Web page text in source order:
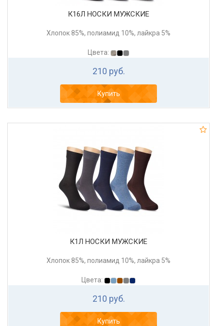
К16Л НОСКИ МУЖСКИЕ
Хлопок 85%, полиамид 10%, лайкра 5%
Цвета:
210 руб.
Купить
К1Л НОСКИ МУЖСКИЕ
Хлопок 85%, полиамид 10%, лайкра 5%
Цвета:
210 руб.
Купить